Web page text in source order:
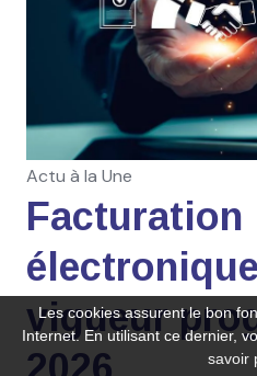
Actu à la Une
Facturation
vigueur
Les cookies assurent le bon
Internet. En utilisant ce dernier,
savoir